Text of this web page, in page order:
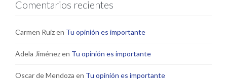
Comentarios recientes
Carmen Ruizen Tu opinión es importante
Adela Jiménezen Tu opinión es importante
Oscar de Mendoza en Tu opinión es importante